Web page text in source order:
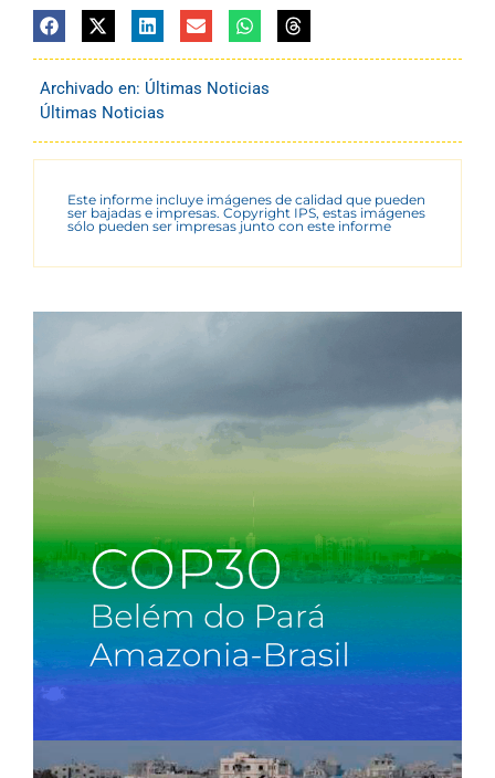
Archivado en: Últimas Noticias
Últimas Noticias
Este informe incluye imágenes de calidad que pueden
ser bajadas e impresas. Copyright IPS, estas imágenes
sólo pueden ser impresas junto con este informe